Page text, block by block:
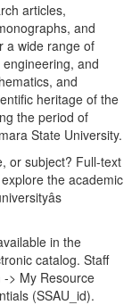
articles,
and
a wide range of
and
and
heritage of the
the period of
State University.
or subject? Full-text
the academic
in the
catalog. Staff
> My Resource
(SSAU_id).